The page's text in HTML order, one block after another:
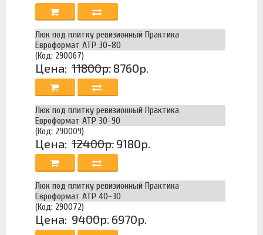
Люк под плитку ревизионный Практика
Евроформат АТР 30-80
(Код: 290067)
Цена: 11800р. 8760р.
Люк под плитку ревизионный Практика
Евроформат АТР 30-90
(Код: 290009)
Цена: 12400р. 9180р.
Люк под плитку ревизионный Практика
Евроформат АТР 40-30
(Код: 290072)
Цена: 9400р. 6970р.